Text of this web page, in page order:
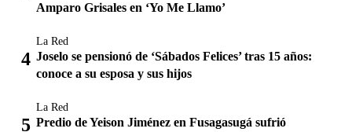
Amparo Grisales en ‘Yo Me Llamo’
La Red
Joselo se pensionó de ‘Sábados Felices’ tras 15 años:
conoce a su esposa y sus hijos
La Red
Predio de Yeison Jiménez en Fusagasugá sufrió